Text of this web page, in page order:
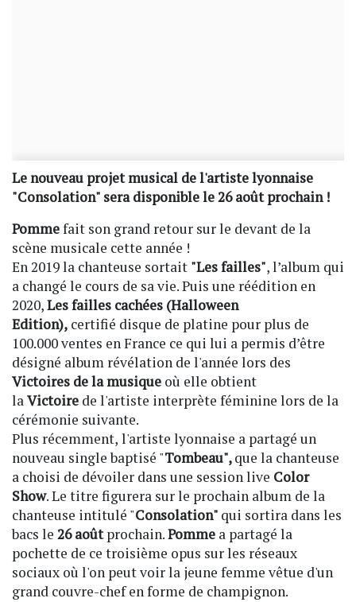
Le nouveau projet musical de l'artiste lyonnaise
"Consolation" sera disponible le 26 août prochain !
Pommefait son grand retour sur le devant de la
scène musicale cette année !
En 2019 la chanteuse sortait "Les failles", l’album qui
a changé le cours de sa vie. Puis une réédition en
2020,Les failles cachées (Halloween
Edition), certifié disque de platine pour plus de
100.000 ventes en France ce qui lui a permis d’être
désigné album révélation de l'année lors des
Victoires de la musique où elle obtient
laVictoire de l'artiste interprète féminine lors de la
cérémonie suivante.
Plus récemment, l'artiste lyonnaise a partagé un
nouveau single baptisé "Tombeau",que la chanteuse
a choisi de dévoiler dans une session live Color
Show. Le titre figurera sur le prochain album de la
chanteuse intitulé "Consolation" qui sortira dans les
bacs le 26 aoûtprochain.Pomme a partagé la
pochette de ce troisième opus sur les réseaux
sociaux où l'on peut voir la jeune femme vêtue d'un
grand couvre-chef en forme de champignon.